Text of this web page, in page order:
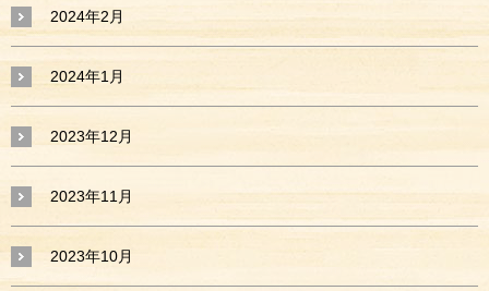
2024年2月
2024年1月
2023年12月
2023年11月
2023年10月